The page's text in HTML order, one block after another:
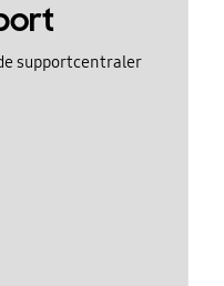
supportcentraler